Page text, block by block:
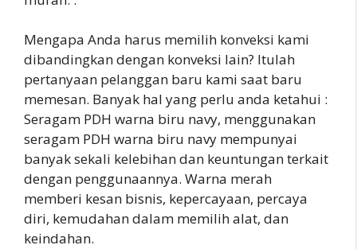
Mengapa Anda harus memilih konveksi kami
dibandingkan dengan konveksi lain? Itulah
pertanyaan pelanggan baru kami saat baru
memesan. Banyak hal yang perlu anda ketahui :
Seragam PDH warna biru navy, menggunakan
seragam PDH warna biru navy mempunyai
banyak sekali kelebihan dan keuntungan terkait
dengan penggunaannya. Warna merah
memberi kesan bisnis, kepercayaan, percaya
diri, kemudahan dalam memilih alat, dan
keindahan.